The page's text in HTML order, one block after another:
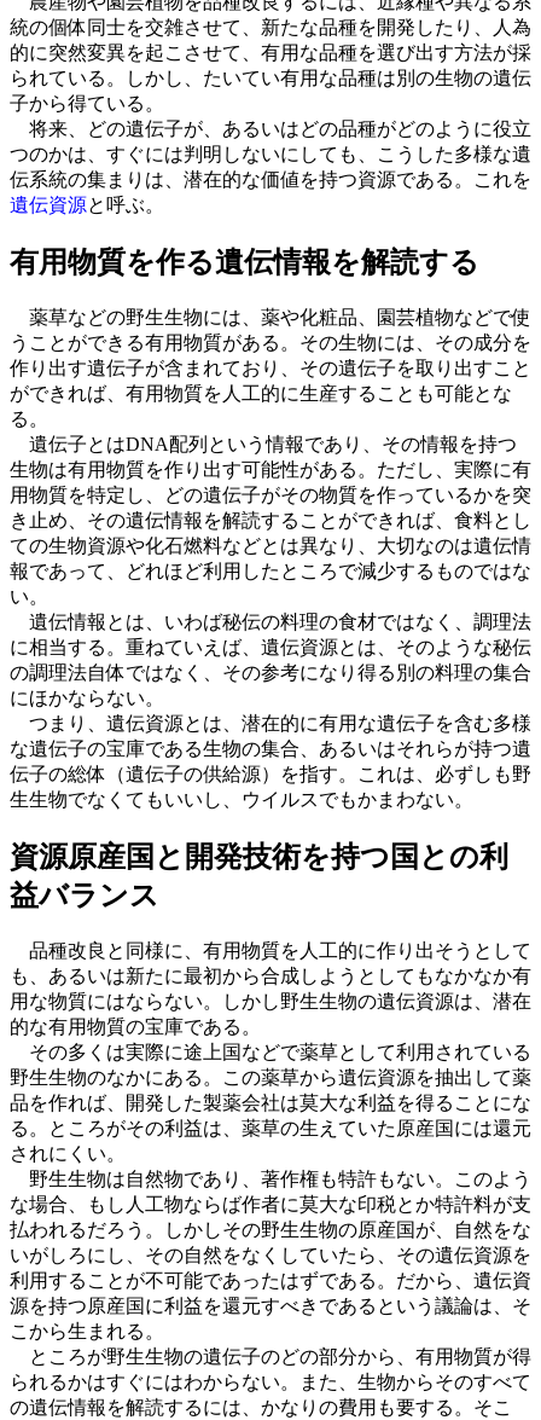
統の個体同士を交雑させて、新たな品種を開発したり、人為
的に突然変異を起こさせて、有用な品種を選び出す方法が採
られている。しかし、たいてい有用な品種は別の生物の遺伝
子から得ている。
将来、どの遺伝子が、あるいはどの品種がどのように役立
つのかは、すぐには判明しないにしても、こうした多様な遺
伝系統の集まりは、潜在的な価値を持つ資源である。これを
遺伝資源と呼ぶ。
有用物質を作る遺伝情報を解読する
薬草などの野生生物には、薬や化粧品、園芸植物などで使
うことができる有用物質がある。その生物には、その成分を
作り出す遺伝子が含まれており、その遺伝子を取り出すこと
ができれば、有用物質を人工的に生産することも可能とな
る。
遺伝子とはDNA配列という情報であり、その情報を持つ
生物は有用物質を作り出す可能性がある。ただし、実際に有
用物質を特定し、どの遺伝子がその物質を作っているかを突
き止め、その遺伝情報を解読することができれば、食料とし
ての生物資源や化石燃料などとは異なり、大切なのは遺伝情
報であって、どれほど利用したところで減少するものではな
い。
遺伝情報とは、いわば秘伝の料理の食材ではなく、調理法
に相当する。重ねていえば、遺伝資源とは、そのような秘伝
の調理法自体ではなく、その参考になり得る別の料理の集合
にほかならない。
つまり、遺伝資源とは、潜在的に有用な遺伝子を含む多様
な遺伝子の宝庫である生物の集合、あるいはそれらが持つ遺
伝子の総体（遺伝子の供給源）を指す。これは、必ずしも野
生生物でなくてもいいし、ウイルスでもかまわない。
資源原産国と開発技術を持つ国との利
益バランス
品種改良と同様に、有用物質を人工的に作り出そうとして
も、あるいは新たに最初から合成しようとしてもなかなか有
用な物質にはならない。しかし野生生物の遺伝資源は、潜在
的な有用物質の宝庫である。
その多くは実際に途上国などで薬草として利用されている
野生生物のなかにある。この薬草から遺伝資源を抽出して薬
品を作れば、開発した製薬会社は莫大な利益を得ることにな
る。ところがその利益は、薬草の生えていた原産国には還元
されにくい。
野生生物は自然物であり、著作権も特許もない。このよう
な場合、もし人工物ならば作者に莫大な印税とか特許料が支
払われるだろう。しかしその野生生物の原産国が、自然をな
いがしろにし、その自然をなくしていたら、その遺伝資源を
利用することが不可能であったはずである。だから、遺伝資
源を持つ原産国に利益を還元すべきであるという議論は、そ
こから生まれる。
ところが野生生物の遺伝子のどの部分から、有用物質が得
られるかはすぐにはわからない。また、生物からそのすべて
の遺伝情報を解読するには、かなりの費用も要する。そこ